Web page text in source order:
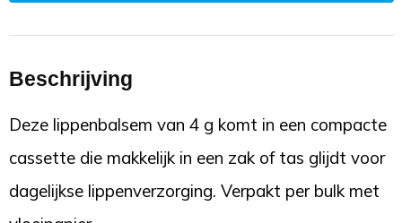
Beschrijving
Deze lippenbalsem van 4 g komt in een compacte
cassette die makkelijk in een zak of tas glijdt voor
dagelijkse lippenverzorging. Verpakt per bulk met